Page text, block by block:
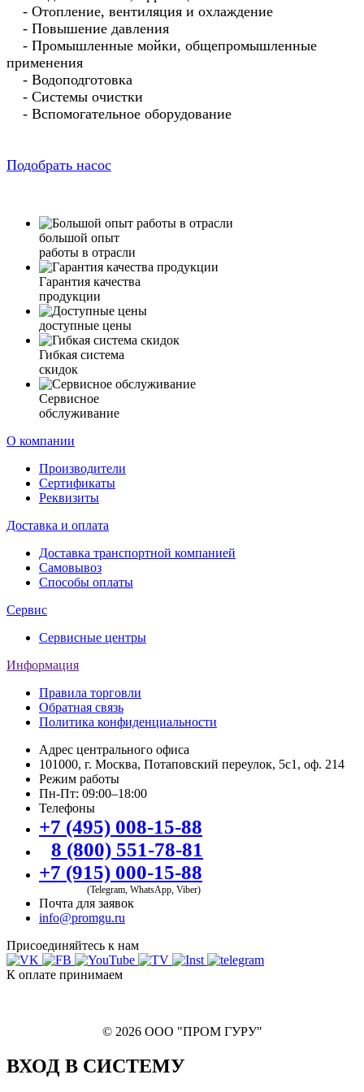
- Отопление, вентиляция и охлаждение
- Повышение давления
- Промышленные мойки, общепромышленные
применения
- Водоподготовка
- Системы очистки
- Вспомогательное оборудование
Подобрать насос
большой опыт
работы в отрасли
Гарантия качества
продукции
доступные цены
Гибкая система
скидок
Сервисное
обслуживание
О компании
Производители
Сертификаты
Реквизиты
Доставка и оплата
Доставка транспортной компанией
Самовывоз
Способы оплаты
Сервис
Сервисные центры
Информация
Правила торговли
Обратная связь
Политика конфиденциальности
Адрес центрального офиса
101000, г. Москва, Потаповский переулок, 5с1, оф. 214
Режим работы
Пн-Пт: 09:00–18:00
Телефоны
+7 (495) 008-15-88
8 (800) 551-78-81
+7 (915) 000-15-88
(Telegram, WhatsApp, Viber)
Почта для заявок
info@promgu.ru
Присоединяйтесь к нам
К оплате принимаем
© 2026 ООО "ПРОМ ГУРУ"
ВХОД В СИСТЕМУ